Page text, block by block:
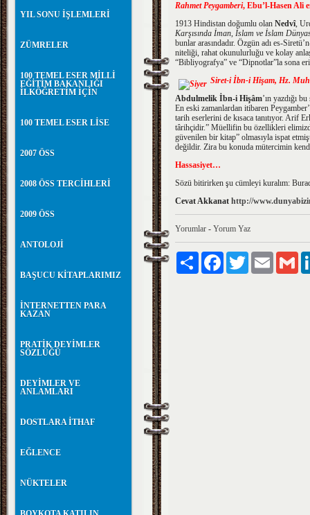
YIL SONU İŞLEMLERİ
ZÜMRELER
100 TEMEL ESER MİLLİ
EĞİTİM BAKANLIĞI
İLKÖĞRETİM İÇİN
100 TEMEL ESER LİSE
2007 ÖSS
2008 ÖSS TERCİHLERİ
2009 ÖSS
ANTOLOJİ
BAŞUCU KİTAPLARIMIZ
İNTERNETTEN PARA
KAZAN
PRATİK DEYİMLER
SÖZLÜĞÜ
DEYİMLER VE
ANLAMLARI
DOSTLARA İTHAF
EĞLENCE
NÜKTELER
Rahmet Peygamberi, Ebu’l-Hasen Ali
1913 Hindistan doğumlu olan Nedvî,
Karşısında İman, İslam ve İslam
bunlar arasındadır. Özgün adı es-
niteliği, rahat okunulurluğu ve kolay
“Bibliyografya” ve “Dipnotlar”la sona
Siret-i İbn-i Hişam, Hz.
Abdulmelik İbn-i Hişâm’ın yazdığı
En eski zamanlardan itibaren
tarih eserlerini de kısaca tanıtıyor. Arif
târihçidir.” Müellifin bu özellikleri
güvenilen bir kitap” olmasıyla ispat
değildir. Zira bu konuda mütercimin
Hassasiyet…
Sözü bitirirken şu cümleyi kuralım:
Cevat Akkanat http://
Yorumlar - Yorum Yaz
Paylaş FacebookTwitter Email